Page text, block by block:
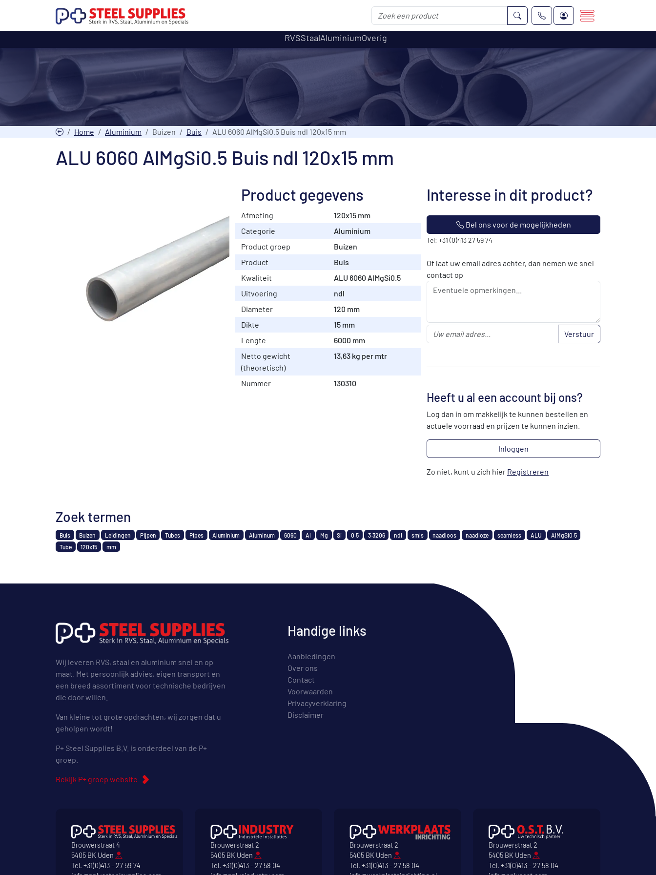
RVSStaalAluminiumOverig
Home Aluminium Buizen Buis ALU 6060 AlMgSi0.5 Buis ndl 120x15 mm
ALU 6060 AlMgSi0.5 Buis ndl 120x15 mm
Product gegevens
Afmeting
120x15 mm
Categorie
Aluminium
Product groep
Buizen
Product
Buis
Kwaliteit
ALU 6060 AlMgSi0.5
Uitvoering
ndl
Diameter
120 mm
Dikte
15 mm
Lengte
6000 mm
Netto gewicht
(theoretisch)
13,63 kg per mtr
Nummer 130310
Interesse in dit product?
Bel ons voor de mogelijkheden
Tel: +31 (0)413 27 59 74
Of laat uw email adres achter, dan nemen we snel
contact op
Verstuur
Heeft u al een account bij ons?
Log dan in om makkelijk te kunnen bestellen en
actuele voorraad en prijzen te kunnen inzien.
Inloggen
Zo niet, kunt u zich hier Registreren
Zoek termen
Buis Buizen Leidingen Pijpen Tubes Pipes Aluminium Aluminum 6060 Al Mg Si 0.5 3.3206 ndl smls naadloos naadloze seamless ALU
AlMgSi0.5
Tube
120x15 mm
Wij leveren RVS, staal en aluminium snel en op
maat. Met persoonlijk advies, eigen transport en
een breed assortiment voor technische bedrijven
die door willen.
Van kleine tot grote opdrachten, wij zorgen dat u
geholpen wordt!
P+ Steel Supplies B.V. is onderdeel van de P+
groep.
Bekijk P+ groep website
Handige links
Aanbiedingen
Over ons
Contact
Voorwaarden
Privacyverklaring
Disclaimer
Brouwerstraat 4
5405 BK Uden
Tel. +31(0)413 - 27 59 74
Brouwerstraat 2
5405 BK Uden
Tel. +31(0)413 - 27 58 04
Brouwerstraat 2
5405 BK Uden
Tel. +31(0)413 - 27 58 04
Brouwerstraat 2
5405 BK Uden
Tel. +31(0)413 - 27 58 04